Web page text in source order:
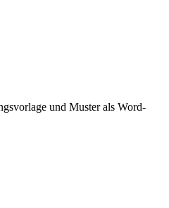
und Muster als Word-